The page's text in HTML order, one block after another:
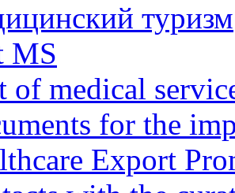
туризм
MS
of medical
for the
Export